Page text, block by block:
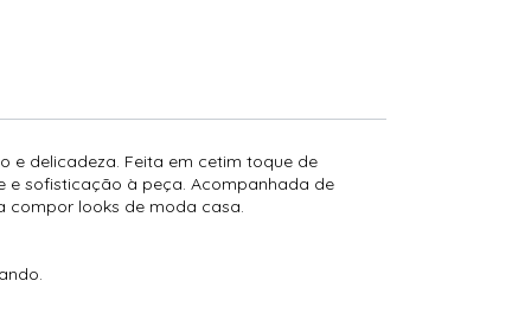
e delicadeza. Feita em cetim toque de
e sofisticação à peça. Acompanhada de
compor looks de moda casa.